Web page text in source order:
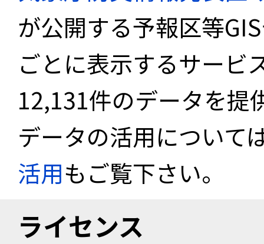
が公開する予報区等
ごとに表示するサービ
12,131件のデータを提
データの活用について
活用もご覧下さい。
ライセンス